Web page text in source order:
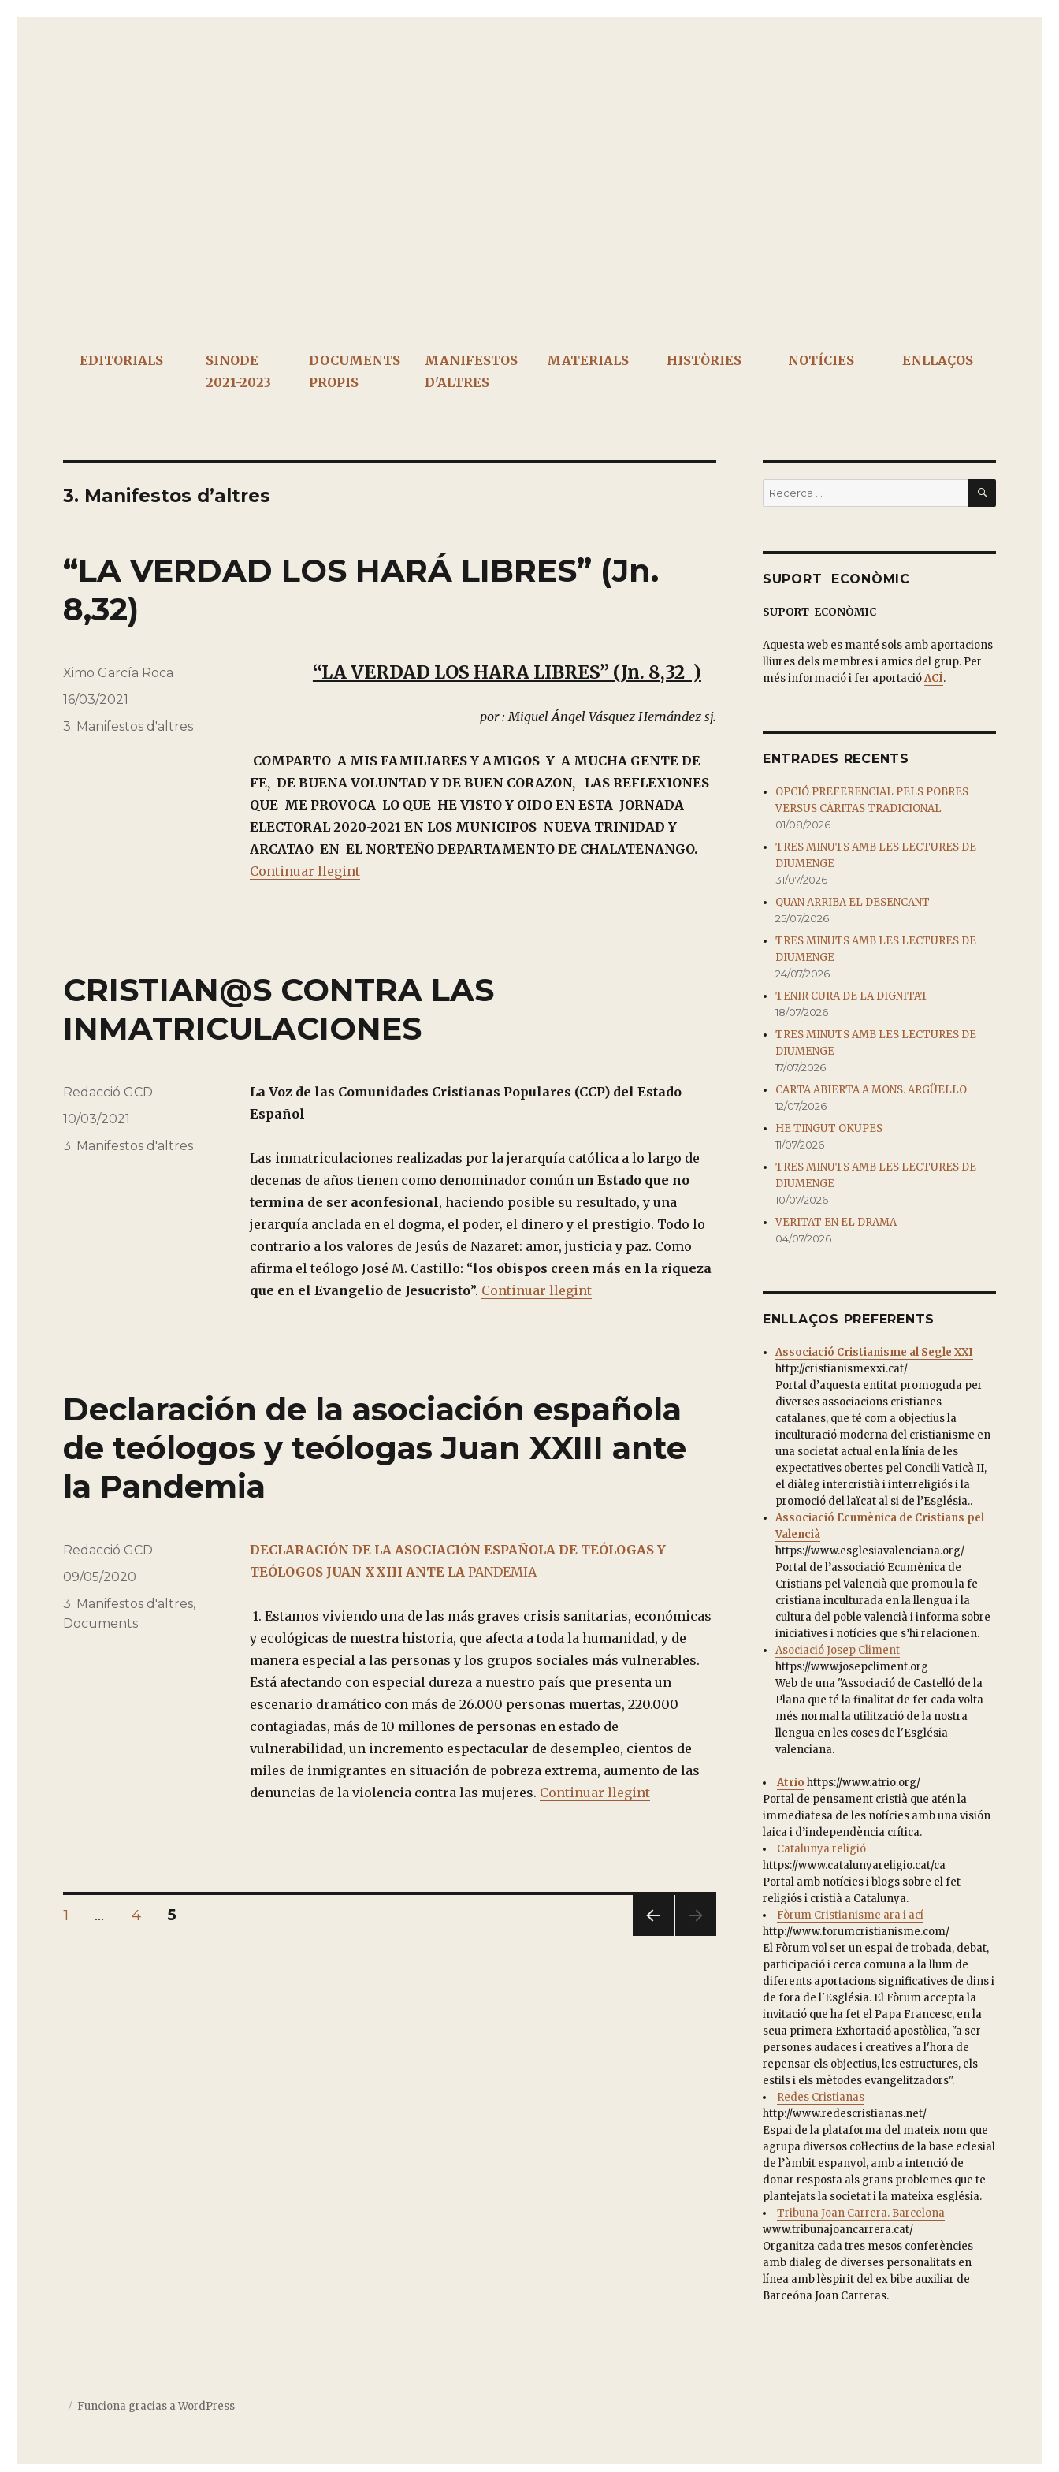
EDITORIALS
SINODE
2021-2023
DOCUMENTS
PROPIS
MANIFESTOS
D'ALTRES
MATERIALS HISTÒRIES NOTÍCIES ENLLAÇOS
3. Manifestos d’altres
“LA VERDAD LOS HARÁ LIBRES” (Jn.
8,32)
“LA VERDAD LOS HARA LIBRES” (Jn. 8,32 )
por : Miguel Ángel Vásquez Hernández sj.
COMPARTO A MIS FAMILIARES Y AMIGOS Y A MUCHA GENTE DE
FE, DE BUENA VOLUNTAD Y DE BUEN CORAZON, LAS REFLEXIONES
QUE ME PROVOCA LO QUE HE VISTO Y OIDO EN ESTA JORNADA
ELECTORAL 2020-2021 EN LOS MUNICIPOS NUEVA TRINIDAD Y
ARCATAO EN EL NORTEÑO DEPARTAMENTO DE CHALATENANGO.
Continuar llegint““LA VERDAD LOS HARÁ LIBRES” (Jn. 8,32)”
Autor
Ximo García Roca
Publicado
el
16/03/2021
Categorías
3. Manifestos d'altres
CRISTIAN@S CONTRA LAS
INMATRICULACIONES
La Voz de las Comunidades Cristianas Populares (CCP) del Estado
Español
Las inmatriculaciones realizadas por la jerarquía católica a lo largo de
decenas de años tienen como denominador común un Estado que no
termina de ser aconfesional, haciendo posible su resultado, y una
jerarquía anclada en el dogma, el poder, el dinero y el prestigio. Todo lo
contrario a los valores de Jesús de Nazaret: amor, justicia y paz. Como
afirma el teólogo José M. Castillo: “los obispos creen más en la riqueza
que en el Evangelio de Jesucristo”. Continuar llegint“CRISTIAN@S CONTRA LAS INMATRICULACIONES”
Autor
Redacció GCD
Publicado
el
10/03/2021
Categorías
3. Manifestos d'altres
Declaración de la asociación española
de teólogos y teólogas Juan XXIII ante
la Pandemia
DECLARACIÓN DE LA ASOCIACIÓN ESPAÑOLA DE TEÓLOGAS Y
TEÓLOGOS JUAN XXIII ANTE LAPANDEMIA
1. Estamos viviendo una de las más graves crisis sanitarias, económicas
y ecológicas de nuestra historia, que afecta a toda la humanidad, y de
manera especial a las personas y los grupos sociales más vulnerables.
Está afectando con especial dureza a nuestro país que presenta un
escenario dramático con más de 26.000 personas muertas, 220.000
contagiadas, más de 10 millones de personas en estado de
vulnerabilidad, un incremento espectacular de desempleo, cientos de
miles de inmigrantes en situación de pobreza extrema, aumento de las
denuncias de la violencia contra las mujeres. Continuar llegint“Declaración de la asociación española de teólogos y teólogas
Autor
Redacció GCD
Publicado
el
09/05/2020
Categorías
3. Manifestos d'altres,
Documents
Paginación
PÁGINA
1 … PÁGINA
4 PÁGINA
5
Buscar
por:
BUSCAR
SUPORT ECONÒMIC
SUPORT ECONÒMIC
Aquesta web es manté sols amb aportacions
lliures dels membres i amics del grup. Per
més informació i fer aportacióACÍ.
ENTRADES RECENTS
OPCIÓ PREFERENCIAL PELS POBRES
VERSUS CÀRITAS TRADICIONAL
01/08/2026
TRES MINUTS AMB LES LECTURES DE
DIUMENGE
31/07/2026
QUAN ARRIBA EL DESENCANT
25/07/2026
TRES MINUTS AMB LES LECTURES DE
DIUMENGE
24/07/2026
TENIR CURA DE LA DIGNITAT
18/07/2026
TRES MINUTS AMB LES LECTURES DE
DIUMENGE
17/07/2026
CARTA ABIERTA A MONS. ARGÜELLO
12/07/2026
HE TINGUT OKUPES
11/07/2026
TRES MINUTS AMB LES LECTURES DE
DIUMENGE
10/07/2026
VERITAT EN EL DRAMA
04/07/2026
ENLLAÇOS PREFERENTS
Associació Cristianisme al Segle XXI
http://cristianismexxi.cat/
Portal d’aquesta entitat promoguda per
diverses associacions cristianes
catalanes, que té com a objectius la
inculturació moderna del cristianisme en
una societat actual en la línia de les
expectatives obertes pel Concili Vaticà II,
el diàleg intercristià i interreligiós i la
promoció del laïcat al si de l’Església..
Associació Ecumènica de Cristians pel
Valencià
https://www.esglesiavalenciana.org/
Portal de l’associació Ecumènica de
Cristians pel Valencià que promou la fe
cristiana inculturada en la llengua i la
cultura del poble valencià i informa sobre
iniciatives i notícies que s’hi relacionen.
Asociació Josep Climent
https://www.josepcliment.org
Web de una "Associació de Castelló de la
Plana que té la finalitat de fer cada volta
més normal la utilització de la nostra
llengua en les coses de l'Església
valenciana.
Atrio https://www.atrio.org/
Portal de pensament cristià que atén la
immediatesa de les notícies amb una visión
laica i d’independència crítica.
Catalunya religió
https://www.catalunyareligio.cat/ca
Portal amb notícies i blogs sobre el fet
religiós i cristià a Catalunya.
Fòrum Cristianisme ara i ací
http://www.forumcristianisme.com/
El Fòrum vol ser un espai de trobada, debat,
participació i cerca comuna a la llum de
diferents aportacions significatives de dins i
de fora de l'Església. El Fòrum accepta la
invitació que ha fet el Papa Francesc, en la
seua primera Exhortació apostòlica, "a ser
persones audaces i creatives a l'hora de
repensar els objectius, les estructures, els
estils i els mètodes evangelitzadors".
Redes Cristianas
http://www.redescristianas.net/
Espai de la plataforma del mateix nom que
agrupa diversos col·lectius de la base eclesial
de l’àmbit espanyol, amb a intenció de
donar resposta als grans problemes que te
plantejats la societat i la mateixa església.
Tribuna Joan Carrera. Barcelona
www.tribunajoancarrera.cat/
Organitza cada tres mesos conferències
amb dialeg de diverses personalitats en
línea amb lèspirit del ex bibe auxiliar de
Barceóna Joan Carreras.
Funciona gracias a WordPress